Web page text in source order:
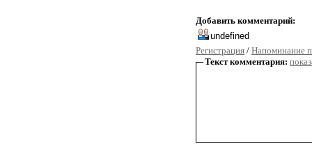
Добавить комментарий:
Регистрация / Напоминание
Текст комментария: